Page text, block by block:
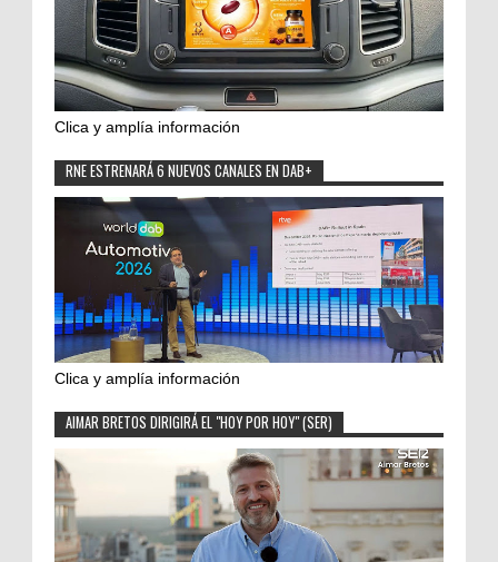
Clica y amplía información
RNE ESTRENARÁ 6 NUEVOS CANALES EN DAB+
Clica y amplía información
AIMAR BRETOS DIRIGIRÁ EL "HOY POR HOY" (SER)